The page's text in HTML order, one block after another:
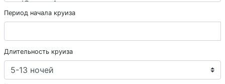
Период начала круиза
Длительность круиза